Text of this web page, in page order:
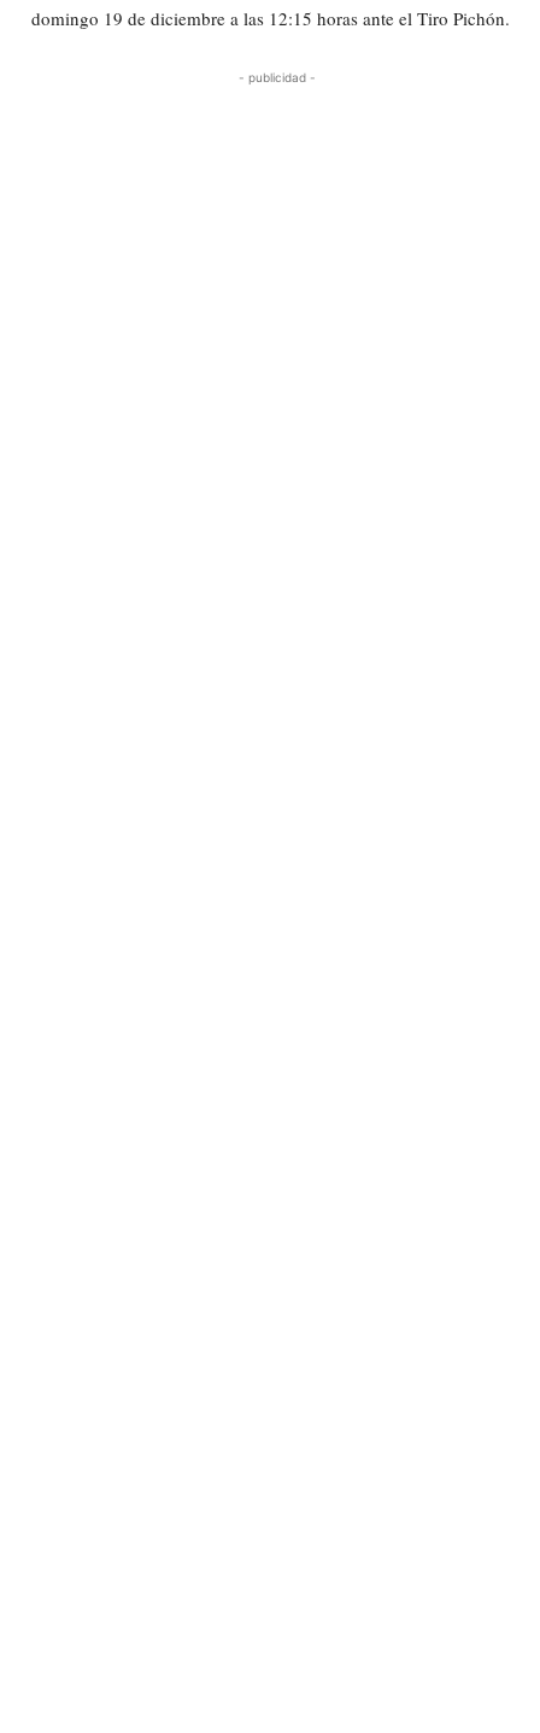
domingo 19 de diciembre a las 12:15 horas ante el Tiro Pichón.
- publicidad -